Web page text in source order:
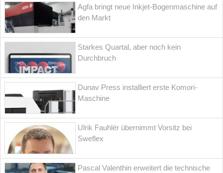
Agfa bringt neue Inkjet-Bogenmaschine auf
den Markt
Starkes Quartal, aber noch kein
Durchbruch
Dunav Press installiert erste Komori-
Maschine
Ulrik Fauhlér übernimmt Vorsitz bei
Sweflex
Pascal Valenthin erweitert die technische